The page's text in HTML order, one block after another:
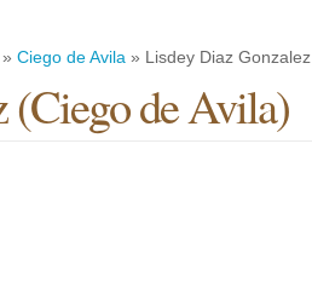
» Ciego de Avila » Lisdey Diaz Gonzalez
(Ciego de Avila)